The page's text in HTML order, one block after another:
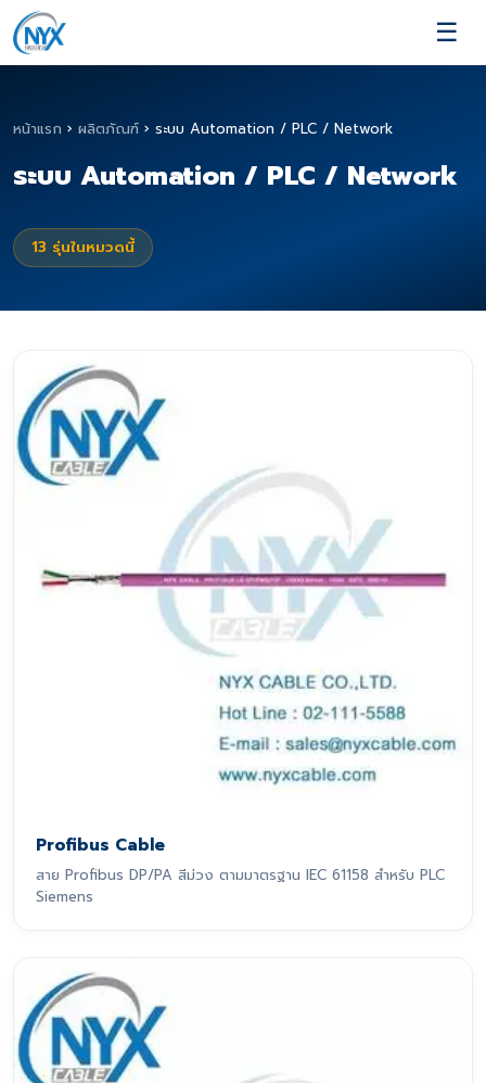
☰
หน้าแรก › ผลิตภัณฑ์ › ระบบ Automation / PLC / Network
ระบบ Automation / PLC / Network
13 รุ่นในหมวดนี้
Profibus Cable
สาย Profibus DP/PA สีม่วง ตามมาตรฐาน IEC 61158 สำหรับ PLC
Siemens